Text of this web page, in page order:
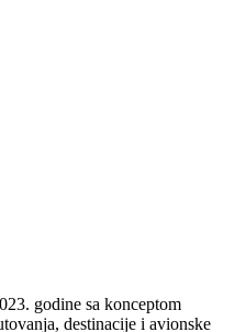
godine sa konceptom
destinacije i avionske